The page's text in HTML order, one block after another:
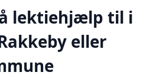
lektiehjælp til i
eller